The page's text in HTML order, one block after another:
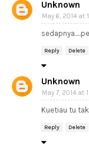
Unknown
May 6, 2014 at
Reply Delete
Unknown
May 7, 2014 at
Kuetiau tu
Reply Delete